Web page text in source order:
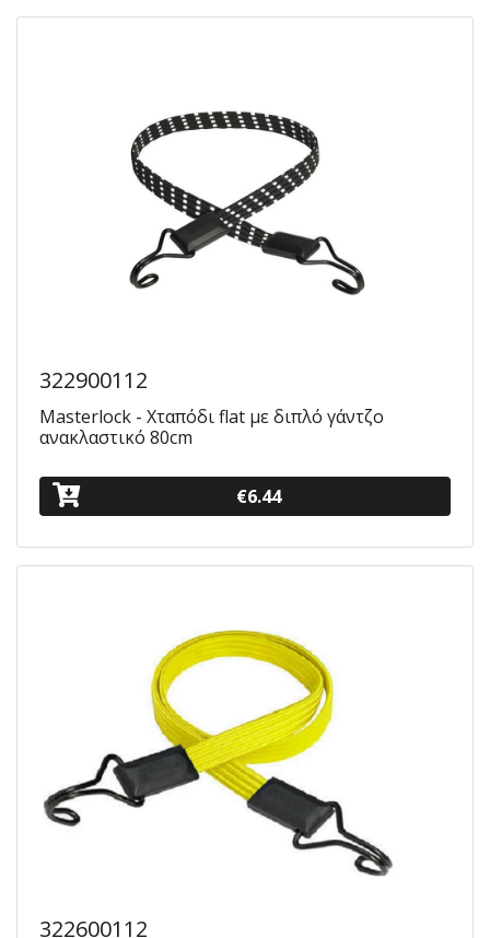
322900112
Masterlock - Χταπόδι flat με διπλό γάντζο
ανακλαστικό 80cm
€6.44
322600112